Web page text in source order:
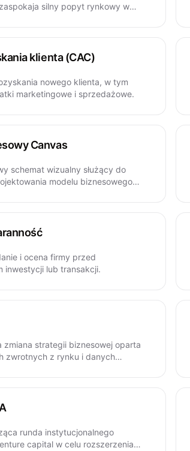
silny popyt rynkowy w
klienta (CAC)
nowego klienta, w tym
marketingowe i sprzedażowe.
Canvas
schemat wizualny służący do
modelu biznesowego
i ocena firmy przed
inwestycji lub transakcji.
zmiana strategii biznesowej oparta
zwrotnych z rynku i danych
runda instytucjonalnego
capital w celu rozszerzenia